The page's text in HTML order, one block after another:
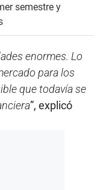
semestre y
enormes. Lo
para los
que todavía se
”, explicó